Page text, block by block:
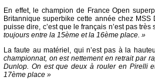
En effet, le champion de France Open
Britannique superbike cette année chez MSS
puisse dire, c’est que le français n’est pas très
toujours entre la 15ème et la 16ème place. »
La faute au matériel, qui n’est pas à la
championnat, on est nettement en retrait par
Dunlop. On est que deux à rouler en Pirelli
17ème place »